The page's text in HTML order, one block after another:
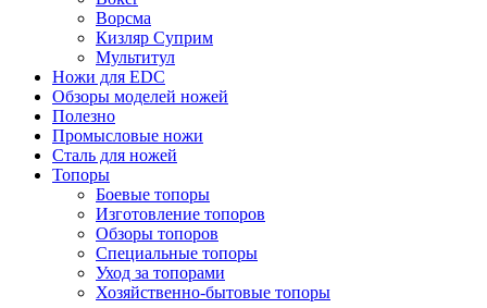
Ворсма
Кизляр Суприм
Мультитул
Ножи для EDC
Обзоры моделей ножей
Полезно
Промысловые ножи
Сталь для ножей
Топоры
Боевые топоры
Изготовление топоров
Обзоры топоров
Специальные топоры
Уход за топорами
Хозяйственно-бытовые топоры